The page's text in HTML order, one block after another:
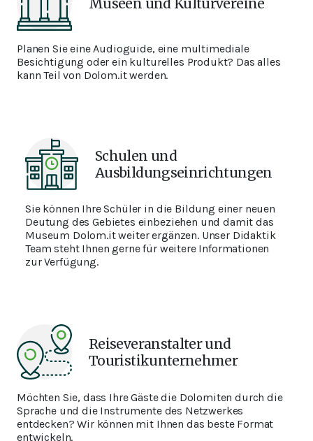
Planen Sie eine Audioguide, eine multimediale
Besichtigung oder ein kulturelles Produkt? Das alles
kann Teil von Dolom.it werden.
Schulen und
Ausbildungseinrichtungen
Sie können Ihre Schüler in die Bildung einer neuen
Deutung des Gebietes einbeziehen und damit das
Museum Dolom.it weiter ergänzen. Unser Didaktik
Team steht Ihnen gerne für weitere Informationen
zur Verfügung.
Reiseveranstalter und
Touristikunternehmer
Möchten Sie, dass Ihre Gäste die Dolomiten durch die
Sprache und die Instrumente des Netzwerkes
entdecken? Wir können mit Ihnen das beste Format
entwickeln.